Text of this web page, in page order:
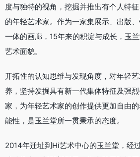
度与独特的视角，挖掘并推出有个人特
的年轻艺术家。作为一家集展示、出版
一体的画廊，15年来的积淀与成长，玉
艺术面貌。
开拓性的认知思维与发现角度，对年轻
养，坚持发掘具有新一代集体特征及强
家，为年轻艺术家的创作提供更加自由
能性，是玉兰堂所一贯秉承的态度。
2014年迁址到Hi艺术中心的玉兰堂，经